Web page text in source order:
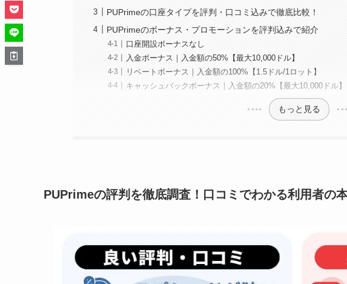
PUPrimeの口座タイプを評判・口コミ込みで徹底比較！
PUPrimeのボーナス・プロモーションを評判込みで紹介
口座開設ボーナスなし
入金ボーナス｜入金額の50%【最大10,000ドル】
リベートボーナス｜入金額の100%【1.5ドル/1ロット】
キャッシュバックボーナス｜入金額の20%【最大10,000ドル】
もっと見る
PUPrimeの評判を徹底調査！口コミでわかる利用者の